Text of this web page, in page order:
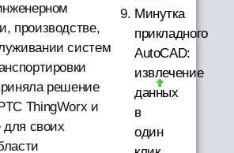
производстве,
систем
решение
ThingWorx и
для своих
Минутка
прикладного
AutoCAD:
извлечение
данных
в
один